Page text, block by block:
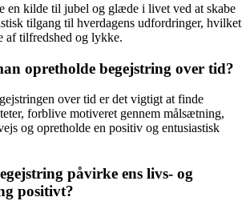
en kilde til jubel og glæde i livet ved at skabe
tilgang til hverdagens udfordringer, hvilket
af tilfredshed og lykke.
opretholde begejstring over tid?
over tid er det vigtigt at finde
forblive motiveret gennem målsætning,
og opretholde en positiv og entusiastisk
påvirke ens livs- og
positivt?